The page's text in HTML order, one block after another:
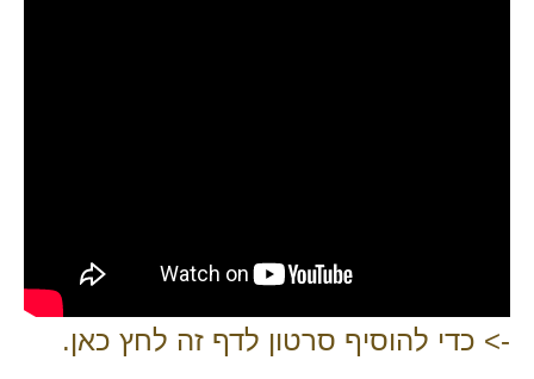
-> כדי להוסיף סרטון לדף זה לחץ כאן.